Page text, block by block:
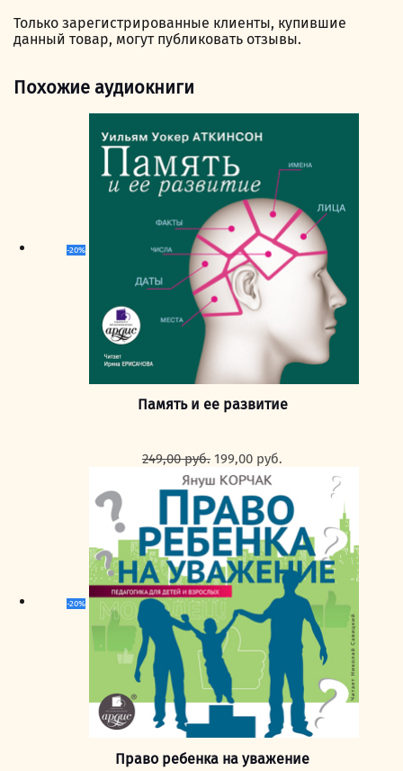
Только зарегистрированные клиенты, купившие
данный товар, могут публиковать отзывы.
Похожие аудиокниги
-20%
Память и ее развитие
249,00руб. Первоначальная
цена
составляла
249,00 руб..
199,00 руб.
199,00 руб..
-20%
Право ребенка на уважение